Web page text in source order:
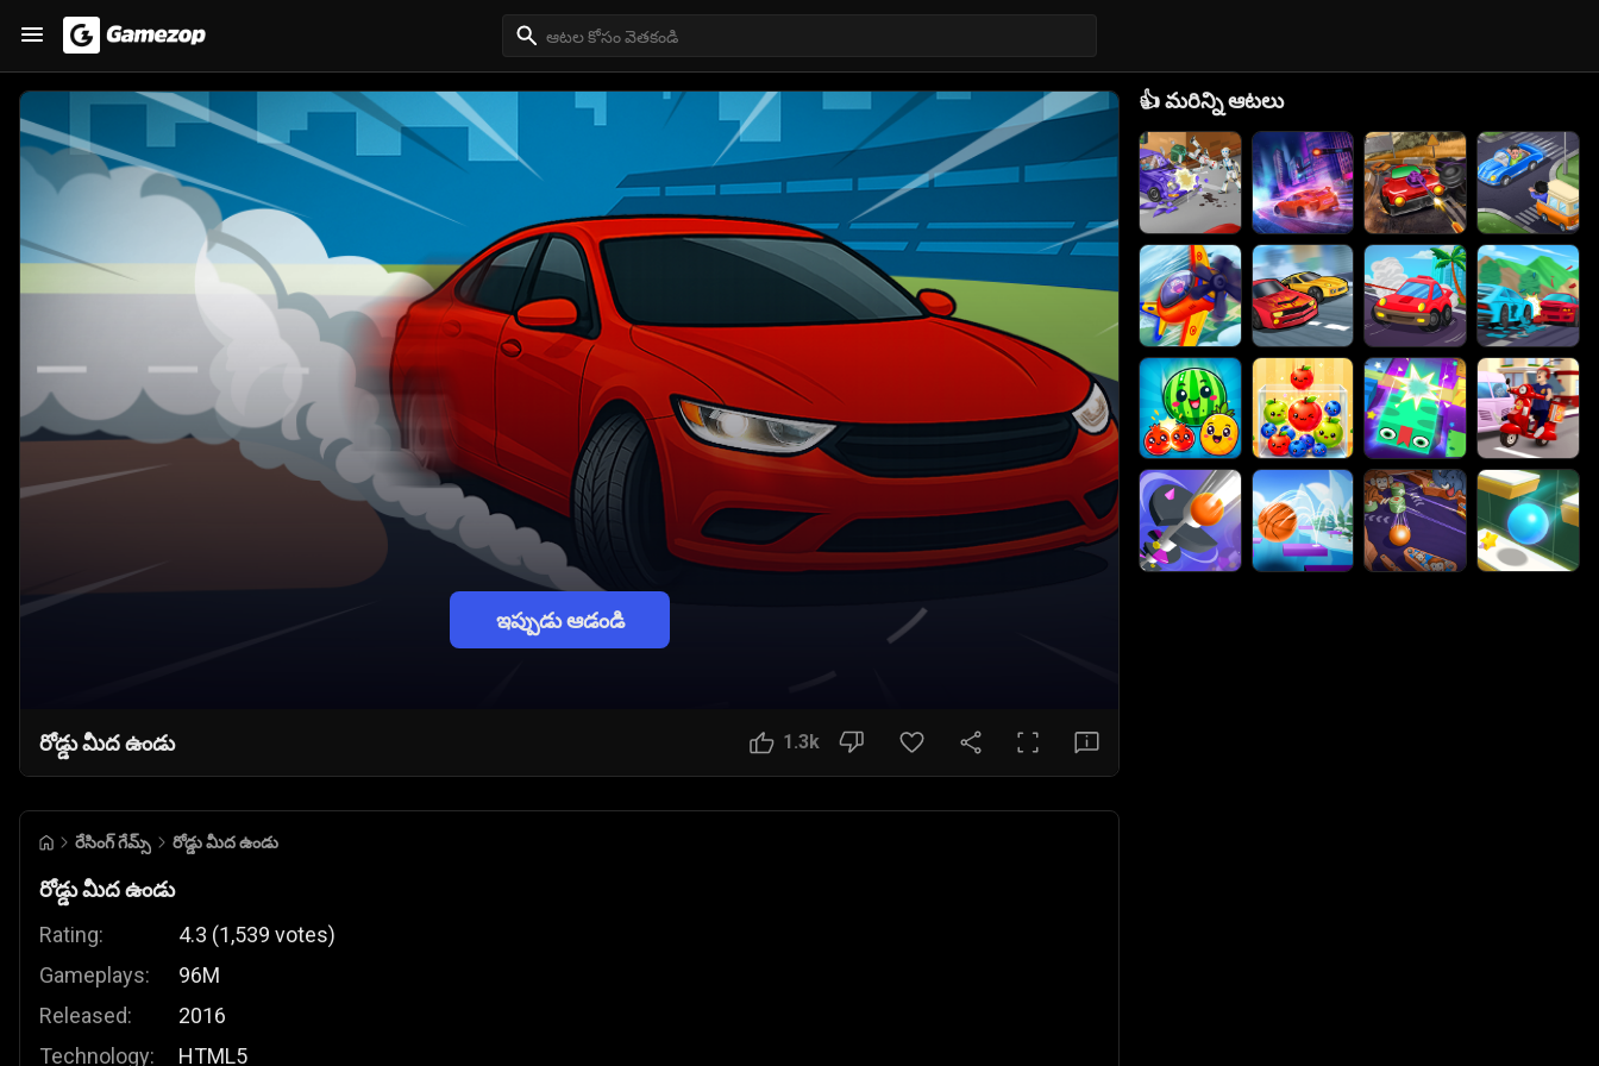
ఇప్పుడు ఆడండి
రోడ్డు మీద ఉండు 1.3k
రేసింగ్ గేమ్స్ రోడ్డు మీద ఉండు
రోడ్డు మీద ఉండు
Rating:
Gameplays:
Released:
Technology:
4.3 (1,539 votes)
96M
2016
HTML5
👍మరిన్ని ఆటలు